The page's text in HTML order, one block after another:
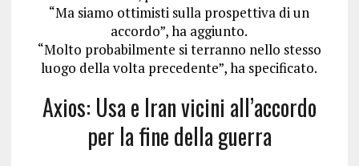
“Ma siamo ottimisti sulla prospettiva di un
accordo”, ha aggiunto.
“Molto probabilmente si terranno nello stesso
luogo della volta precedente”, ha specificato.
Axios: Usa e Iran vicini all’accordo
per la fine della guerra